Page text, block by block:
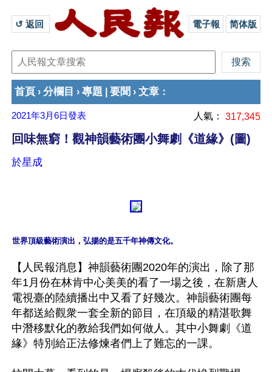
↺ 返回 電子報 简体版
首頁 › 分欄目 › 專題 要聞 › 文章 ：
2021年3月6日發表 人氣： 317,345
回味無窮！觀神韻藝術團小舞劇《道緣》(圖)
於星成
世界頂級藝術演出，弘揚的是五千年神傳文化。
【人民報消息】神韻藝術團2020年的演出，除了那
年1月份在林肯中心美美的看了一場之後，在新唐人
電視臺的陸續播出中又看了好幾次。神韻藝術團每
年都送給觀衆一套全新的節目，在頂級的精湛歌舞
中潛移默化的教給我們如何做人。其中小舞劇《道
緣》特別給正法修煉者們上了難忘的一課。